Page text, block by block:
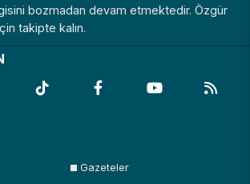
bozmadan devam etmektedir. Özgür
takipte kalın.
Gazeteler